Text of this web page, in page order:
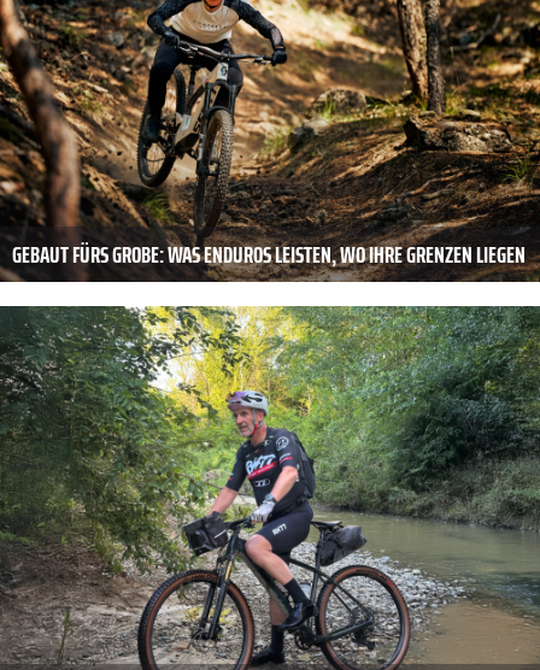
GEBAUT FÜRS GROBE: WAS ENDUROS LEISTEN, WO IHRE GRENZEN LIEGEN